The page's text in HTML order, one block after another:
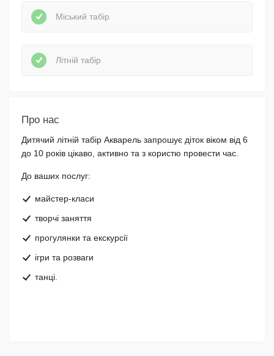
Міський табір
Літній табір
Про нас
Дитячий літній табір Акварель запрошує діток віком від 6
до 10 років цікаво, активно та з користю провести час.
До ваших послуг:
майстер-класи
творчі заняття
прогулянки та екскурсії
ігри та розваги
танці.